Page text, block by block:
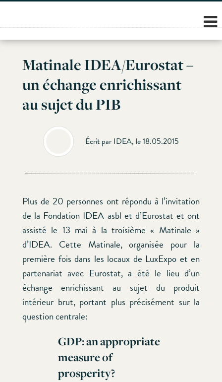
Skip
content
Matinale IDEA/Eurostat –
un échange enrichissant
au sujet du PIB
Écrit par IDEA, le 18.05.2015
Plus de 20 personnes ont répondu à l’invitation
de la Fondation IDEA asbl et d’Eurostat et ont
assisté le 13 mai à la troisième « Matinale »
d’IDEA. Cette Matinale, organisée pour la
première fois dans les locaux de LuxExpo et en
partenariat avec Eurostat, a été le lieu d’un
échange enrichissant au sujet du produit
intérieur brut, portant plus précisément sur la
question centrale:
GDP: an appropriate
measure of
prosperity?